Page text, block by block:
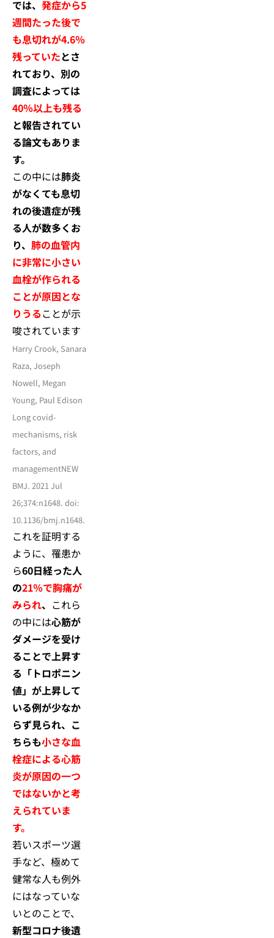
では、 発症から5
週間たった後で
も息切れが4.6％
残っていたとさ
れており、 別の
調査によっては
40％以上も残る
と報告されてい
る論文もありま
す。
この中には肺炎
がなくても息切
れの後遺症が残
る人が数多くお
り、 肺の血管内
に非常に小さい
血栓が作られる
ことが原因とな
りうることが示
唆されています
Harry Crook, Sanara
Raza, Joseph
Nowell, Megan
Young, Paul Edison
Long covid-
mechanisms, risk
factors, and
managementNEW
BMJ. 2021 Jul
26;374:n1648. doi:
10.1136/bmj.n1648.
これを証明する
ように、罹患か
ら60日経った人
の21％で胸痛が
みられ、 これら
の中には心筋が
ダメージを受け
ることで上昇す
る「トロポニン
値」が上昇して
いる例が少なか
らず見られ、こ
ちらも小さな血
栓症による心筋
炎が原因の一つ
ではないかと考
えられていま
す。
若いスポーツ選
手など、極めて
健常な人も例外
にはなっていな
いとのことで、
新型コロナ後遺